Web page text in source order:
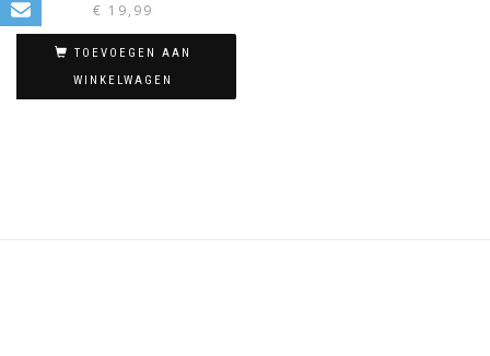
€ 19,99
TOEVOEGEN AAN
WINKELWAGEN